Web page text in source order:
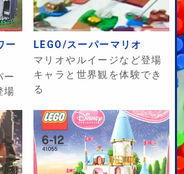
ー
ー
場
LEGO/スーパーマリオ
マリオやルイージなど登場
キャラと世界観を体験でき
る